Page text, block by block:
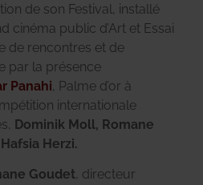
de son Festival, installé
cinéma public d’Art et Essai
de rencontres et de
par la présence
Panahi, Palme d’or à
internationale
Dominik Moll, Romane
Herzi.
Goudet, directeur